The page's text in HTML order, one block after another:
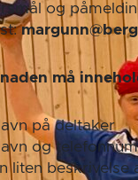
og
må
på deltaker
og
liten beskrivelse